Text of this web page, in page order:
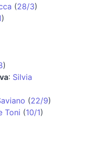
(28/3)
)
)
: Silvia
(22/9)
Toni (10/1)